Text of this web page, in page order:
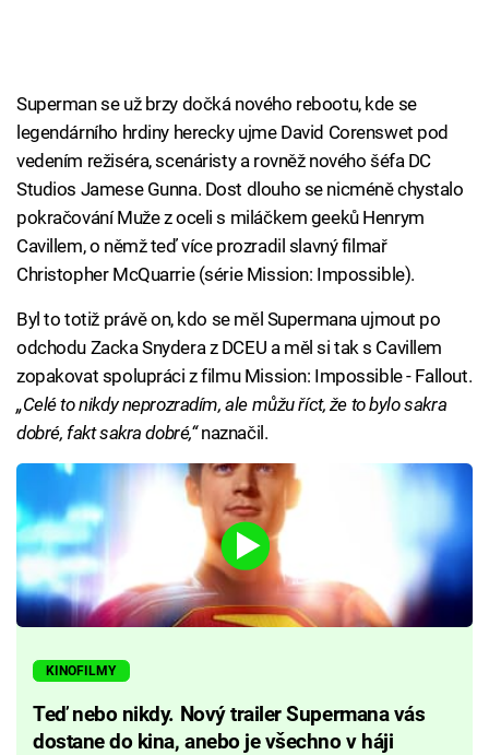
Superman se už brzy dočká nového rebootu, kde se
legendárního hrdiny herecky ujme David Corenswet pod
vedením režiséra, scenáristy a rovněž nového šéfa DC
Studios Jamese Gunna. Dost dlouho se nicméně chystalo
pokračování Muže z oceli s miláčkem geeků Henrym
Cavillem, o němž teď více prozradil slavný filmař
Christopher McQuarrie (série Mission: Impossible).
Byl to totiž právě on, kdo se měl Supermana ujmout po
odchodu Zacka Snydera z DCEU a měl si tak s Cavillem
zopakovat spolupráci z filmu Mission: Impossible - Fallout.
„Celé to nikdy neprozradím, ale můžu říct, že to bylo sakra
dobré, fakt sakra dobré,“naznačil.
KINOFILMY
Teď nebo nikdy. Nový trailer Supermana vás
dostane do kina, anebo je všechno v háji